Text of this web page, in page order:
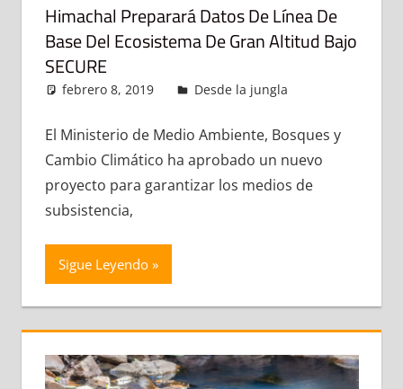
Himachal Preparará Datos De Línea De
Base Del Ecosistema De Gran Altitud Bajo
SECURE
febrero 8, 2019 admin
Desde la jungla
El Ministerio de Medio Ambiente, Bosques y
Cambio Climático ha aprobado un nuevo
proyecto para garantizar los medios de
subsistencia,
Sigue Leyendo